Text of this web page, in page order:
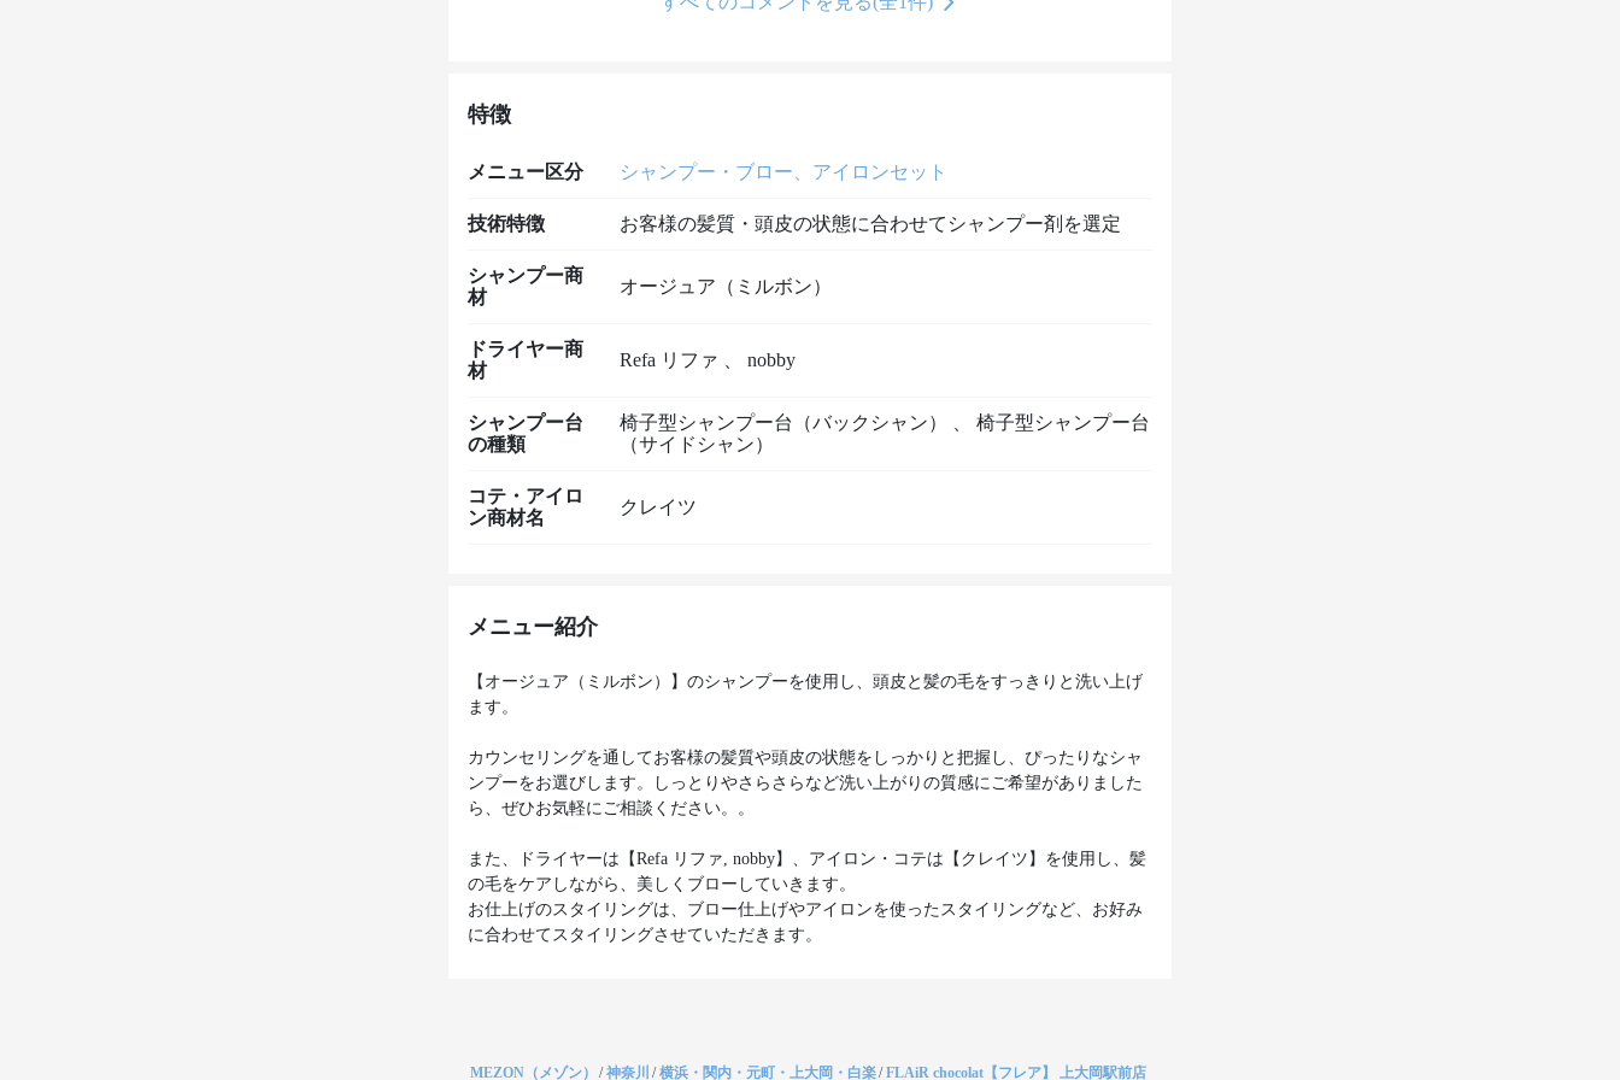
特徴
メニュー区分 シャンプー・ブロー、アイロンセット
技術特徴 お客様の髪質・頭皮の状態に合わせてシャンプー剤を選定
シャンプー商
材
オージュア（ミルボン）
ドライヤー商
材
Refa リファ nobby
シャンプー台
の種類
椅子型シャンプー台（バックシャン）
椅子型シャンプー台
（サイドシャン）
コテ・アイロ
ン商材名
クレイツ
メニュー紹介
【オージュア（ミルボン）】のシャンプーを使用し、頭皮と髪の毛をすっきりと洗い上げ
ます。
カウンセリングを通してお客様の髪質や頭皮の状態をしっかりと把握し、ぴったりなシャ
ンプーをお選びします。しっとりやさらさらなど洗い上がりの質感にご希望がありました
ら、ぜひお気軽にご相談ください。。
また、ドライヤーは【Refa リファ, nobby】、アイロン・コテは【クレイツ】を使用し、髪
の毛をケアしながら、美しくブローしていきます。
お仕上げのスタイリングは、ブロー仕上げやアイロンを使ったスタイリングなど、お好み
に合わせてスタイリングさせていただきます。
MEZON（メゾン） /神奈川 /横浜・関内・元町・上大岡・白楽/FLAiR chocolat【フレア】 上大岡駅前店